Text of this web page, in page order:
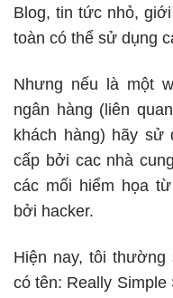
Blog, tin tức nhỏ,
toàn có thể sử dụng
Nhưng nếu là một
ngân hàng (liên
khách hàng) hãy sử
cấp bởi cac nhà
các mối hiểm họa
bởi hacker.
Hiện nay, tôi thường
có tên: Really Simple